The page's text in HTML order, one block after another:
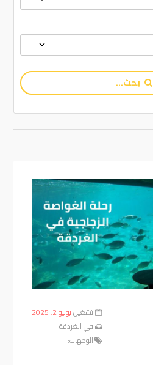
بحث...
تشغيليوليو 2, 2025
فيالغردقة
الوجهات: